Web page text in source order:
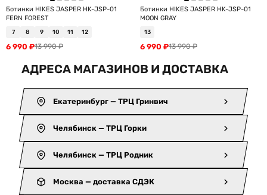
Ботинки HIKES JASPER HK-JSP-01
FERN FOREST
7 8 9 10 11 12
13 990₽
6 990 ₽
Ботинки HIKES JASPER HK-JSP-01
MOON GRAY
13
13 990₽
6 990 ₽
АДРЕСА МАГАЗИНОВ И ДОСТАВКА
Екатеринбург — ТРЦ Гринвич
Челябинск — ТРЦ Горки
Челябинск — ТРЦ Родник
Москва — доставка СДЭК